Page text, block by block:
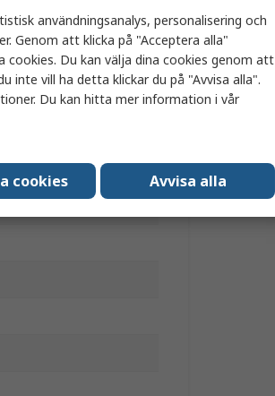
användningsanalys, personalisering och
Genom att klicka på "Acceptera alla"
cookies. Du kan välja dina cookies genom att
inte vill ha detta klickar du på "Avvisa alla".
Du kan hitta mer information i vår
cookies Avvisa alla